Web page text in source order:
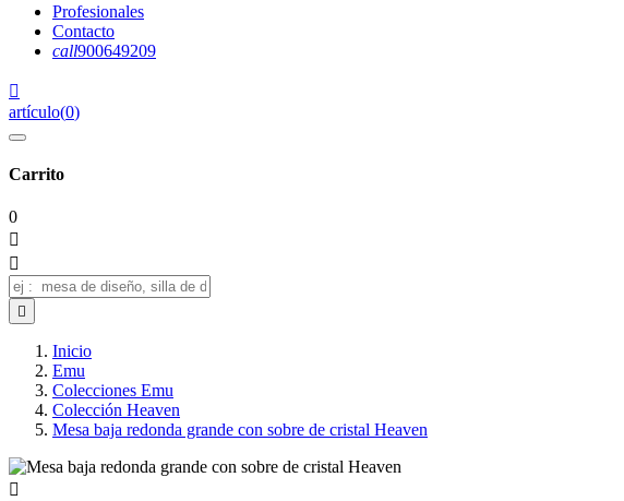
Profesionales
Contacto
call900649209

artículo(0)
Carrito
0



Inicio
Emu
Colecciones Emu
Colección Heaven
Mesa baja redonda grande con sobre de cristal Heaven
